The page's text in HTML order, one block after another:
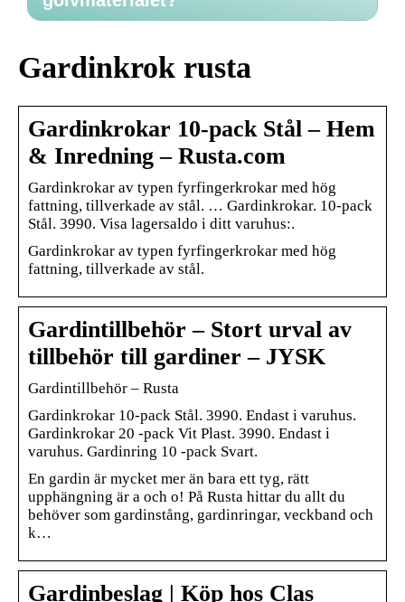
Gardinkrok rusta
Gardinkrokar 10-pack Stål – Hem
& Inredning – Rusta.com
Gardinkrokar av typen fyrfingerkrokar med hög
fattning, tillverkade av stål. … Gardinkrokar. 10-pack
Stål. 3990. Visa lagersaldo i ditt varuhus:.
Gardinkrokar av typen fyrfingerkrokar med hög
fattning, tillverkade av stål.
Gardintillbehör – Stort urval av
tillbehör till gardiner – JYSK
Gardintillbehör – Rusta
Gardinkrokar 10-pack Stål. 3990. Endast i varuhus.
Gardinkrokar 20 -pack Vit Plast. 3990. Endast i
varuhus. Gardinring 10 -pack Svart.
En gardin är mycket mer än bara ett tyg, rätt
upphängning är a och o! På Rusta hittar du allt du
behöver som gardinstång, gardinringar, veckband och
k…
Gardinbeslag | Köp hos Clas